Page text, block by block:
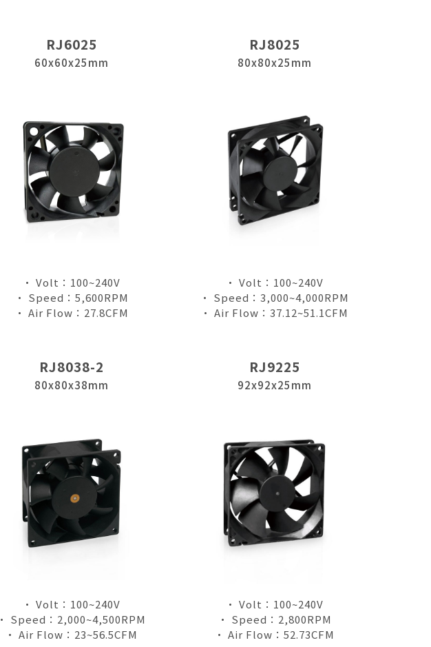
RJ6025
60x60x25mm
• Volt：100~240V
• Speed：5,600RPM
• Air Flow：27.8CFM
RJ8025
80x80x25mm
• Volt：100~240V
• Speed：3,000~4,000RPM
• Air Flow：37.12~51.1CFM
RJ8038-2
80x80x38mm
• Volt：100~240V
• Speed：2,000~4,500RPM
• Air Flow：23~56.5CFM
RJ9225
92x92x25mm
• Volt：100~240V
• Speed：2,800RPM
• Air Flow：52.73CFM